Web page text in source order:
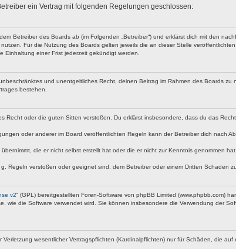
ein Vertrag mit folgenden Regelungen geschlossen:
Betreiber des Boards ab (im Folgenden „Betreiber“) und erklärst dich mit den
Für die Nutzung des Boards gelten jeweils die an dieser Stelle veröffentlichten
einer Frist jederzeit gekündigt werden.
und unentgeltliches Recht, deinen Beitrag im Rahmen des Boards zu
bestehen.
oder die guten Sitten verstoßen. Du erklärst insbesondere, dass du das
oder anderer im Board veröffentlichten Regeln kann der Betreiber dich nach
die er nicht selbst erstellt hat oder die er nicht zur Kenntnis genommen
verstoßen oder geeignet sind, dem Betreiber oder einem Dritten Schaden
v2“ (GPL) bereitgestellten Foren-Software von phpBB Limited (www.phpbb.com)
wie die Software verwendet wird. Sie können insbesondere die Verwendung der
wesentlicher Vertragspflichten (Kardinalpflichten) nur für Schäden, die